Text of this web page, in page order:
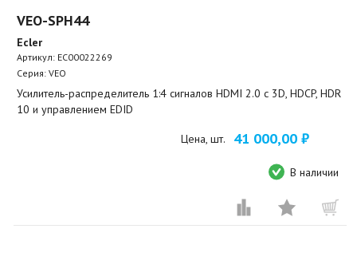
VEO-SPH44
Ecler
Артикул: EC00022269
Серия: VEO
Усилитель-распределитель 1:4 сигналов HDMI 2.0 с 3D, HDCP, HDR
10 и управлением EDID
Цена, шт. 41 000,00 ₽
В наличии